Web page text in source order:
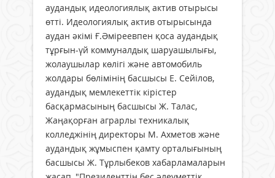
аудандық идеологиялық актив отырысы
өтті. Идеологиялық актив отырысында
аудан әкімі Ғ.Әміреевпен қоса аудандық
тұрғын-үй коммуналдық шаруашылығы,
жолаушылар көлігі және автомобиль
жолдары бөлімінің басшысы Е. Сейілов,
аудандық мемлекеттік кірістер
басқармасының басшысы Ж. Талас,
Жаңақорған аграрлы техникалық
колледжінің директоры М. Ахметов және
аудандық жұмыспен қамту орталығының
басшысы Ж. Тұрлыбеков хабарламаларын